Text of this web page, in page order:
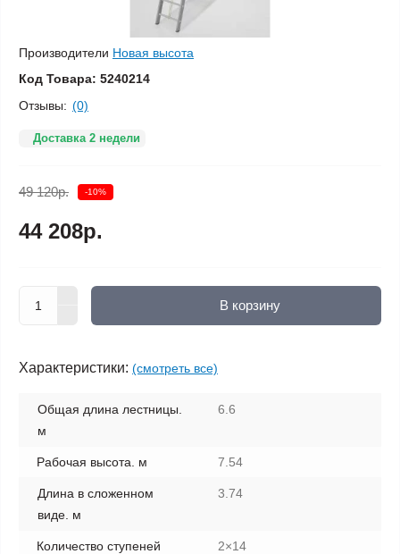
Производители Новая высота
Код Товара: 5240214
Отзывы: (0)
Доставка 2 недели
49 120р. -10%
44 208р.
В корзину
Характеристики: (смотреть все)
Общая длина лестницы.
м
6.6
Рабочая высота. м 7.54
Длина в сложенном
виде. м
3.74
Количество ступеней 2×14